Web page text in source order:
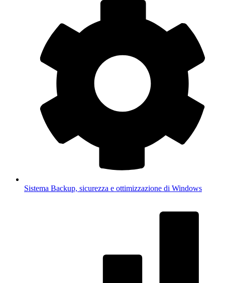
Sistema Backup, sicurezza e ottimizzazione di Windows